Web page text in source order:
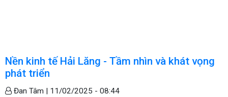
Nền kinh tế Hải Lăng - Tầm nhìn và khát vọng
phát triển
Đan Tâm | 11/02/2025 - 08:44